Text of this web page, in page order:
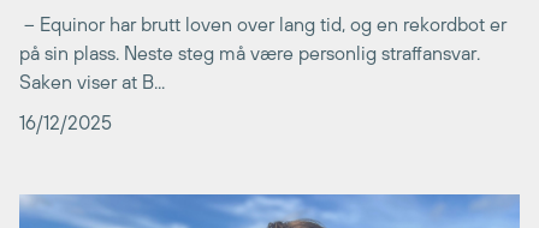
– Equinor har brutt loven over lang tid, og en rekordbot er
på sin plass. Neste steg må være personlig straffansvar.
Saken viser at B...
16/12/2025